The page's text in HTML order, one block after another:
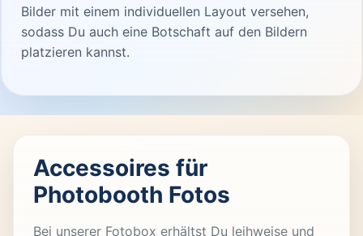
Bilder mit einem individuellen Layout versehen,
sodass Du auch eine Botschaft auf den Bildern
platzieren kannst.
Accessoires für
Photobooth Fotos
Bei unserer Fotobox erhältst Du leihweise und